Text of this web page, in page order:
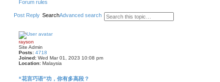
Forum rules
Post Reply SearchAdvanced search
rayson
Site Admin
Posts: 4718
Joined: Wed Mar 01, 2023 10:08 pm
Location: Malaysia
“花言巧语”功，你有多高段？